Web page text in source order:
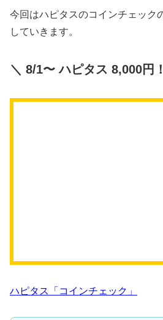
今回はハピタスのコインチェック
していきます。
＼ 8/1〜 ハピタス 8,000円
ハピタス「コインチェック」